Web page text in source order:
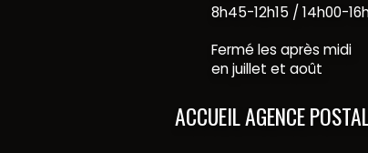
8h45-12h15 / 14h00-
Fermé les après midi
en juillet et août
ACCUEIL AGENCE